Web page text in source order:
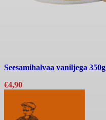
Seesamihalvaa vaniljega 350g
€4,90